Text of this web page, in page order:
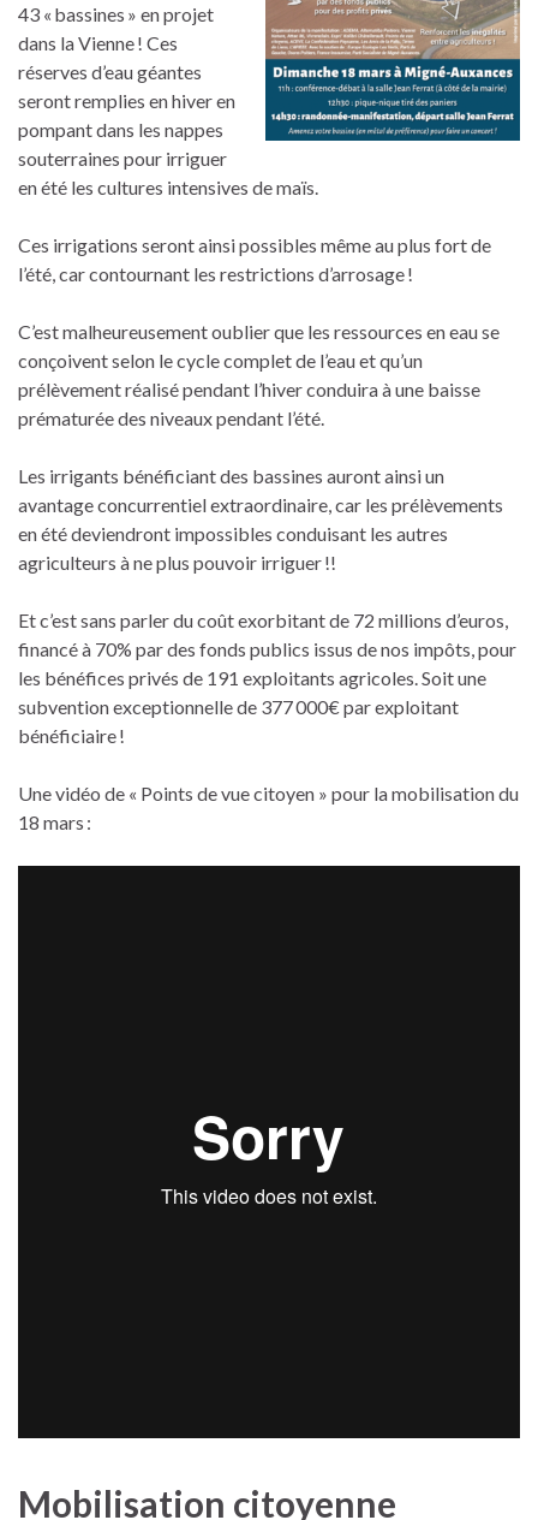
43 « bassines » en projet
dans la Vienne ! Ces
réserves d’eau géantes
seront remplies en hiver en
pompant dans les nappes
souterraines pour irriguer
en été les cultures intensives de maïs.
Ces irrigations seront ainsi possibles même au plus fort de
l’été, car contournant les restrictions d’arrosage !
C’est malheureusement oublier que les ressources en eau se
conçoivent selon le cycle complet de l’eau et qu’un
prélèvement réalisé pendant l’hiver conduira à une baisse
prématurée des niveaux pendant l’été.
Les irrigants bénéficiant des bassines auront ainsi un
avantage concurrentiel extraordinaire, car les prélèvements
en été deviendront impossibles conduisant les autres
agriculteurs à ne plus pouvoir irriguer !!
Et c’est sans parler du coût exorbitant de 72 millions d’euros,
financé à 70% par des fonds publics issus de nos impôts, pour
les bénéfices privés de 191 exploitants agricoles. Soit une
subvention exceptionnelle de 377 000€ par exploitant
bénéficiaire !
Une vidéo de « Points de vue citoyen » pour la mobilisation du
18 mars :
Mobilisation citoyenne